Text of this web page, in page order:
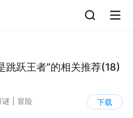
跳跃王者”的相关推荐(18)
谜
冒险
下载